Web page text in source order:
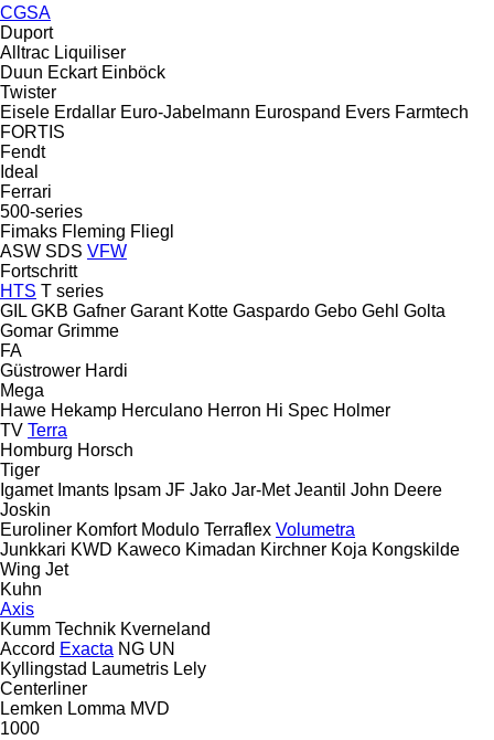
CGSA
Duport
Alltrac Liquiliser
Duun Eckart Einböck
Twister
Eisele Erdallar Euro-Jabelmann Eurospand Evers Farmtech
FORTIS
Fendt
Ideal
Ferrari
500-series
Fimaks Fleming Fliegl
ASW SDS VFW
Fortschritt
HTS T series
GIL GKB Gafner Garant Kotte Gaspardo Gebo Gehl Golta
Gomar Grimme
FA
Güstrower Hardi
Mega
Hawe Hekamp Herculano Herron Hi Spec Holmer
TV Terra
Homburg Horsch
Tiger
Igamet Imants Ipsam JF Jako Jar-Met Jeantil John Deere
Joskin
Euroliner Komfort Modulo Terraflex Volumetra
Junkkari KWD Kaweco Kimadan Kirchner Koja Kongskilde
Wing Jet
Kuhn
Axis
Kumm Technik Kverneland
Accord Exacta NG UN
Kyllingstad Laumetris Lely
Centerliner
Lemken Lomma MVD
1000